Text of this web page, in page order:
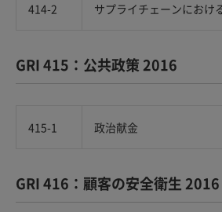
414-2 サプライチェーンにおけ
GRI 415：公共政策 2016
415-1 政治献金
GRI 416：顧客の安全衛生 2016